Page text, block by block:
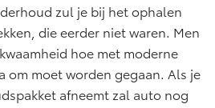
zul je bij het ophalen
die eerder niet waren. Men
hoe met moderne
om moet worden gegaan. Als je
afneemt zal auto nog